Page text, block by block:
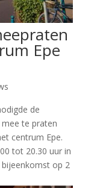
Epe
de
te praten
centrum Epe.
tot 20.30 uur in
op 2